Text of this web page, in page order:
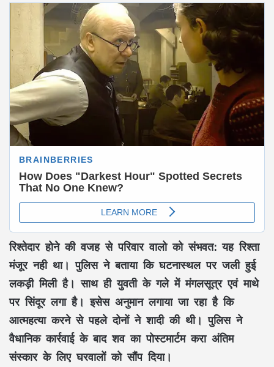
रिश्तेदार होने की वजह से परिवार वालो को संभवत: यह रिश्ता
मंजूर नही था। पुलिस ने बताया कि घटनास्थल पर जली हुई
लकड़ी मिली है। साथ ही युवती के गले में मंगलसूत्र एवं माथे
पर सिंदूर लगा है। इसेस अनुमान लगाया जा रहा है कि
आत्महत्या करने से पहले दोनों ने शादी की थी। पुलिस ने
वैधानिक कार्रवाई के बाद शव का पोस्टमार्टम करा अंतिम
संस्कार के लिए घरवालों को सौंप दिया।